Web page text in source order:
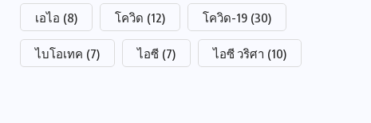
เอไอ (8) โควิด (12) โควิด-19 (30)
ไบโอเทค (7) ไอซี (7) ไอซี วริศา (10)